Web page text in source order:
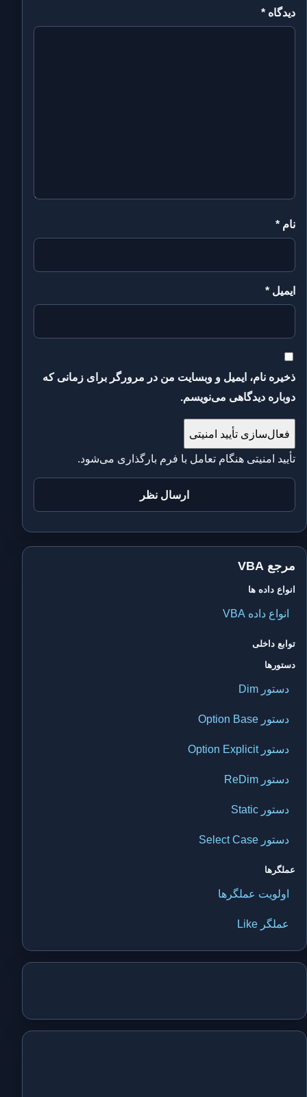
دیدگاه *
نام *
ایمیل *
ذخیره نام، ایمیل و وبسایت من در مرورگر برای زمانی که
دوباره دیدگاهی می‌نویسم.
فعال‌سازی تأیید امنیتی
تأیید امنیتی هنگام تعامل با فرم بارگذاری می‌شود.
مرجع VBA
انواع داده ها
انواع داده VBA
توابع داخلی
دستورها
دستور Dim
دستور Option Base
دستور Option Explicit
دستور ReDim
دستور Static
دستور Select Case
عملگرها
اولویت عملگرها
عملگر Like